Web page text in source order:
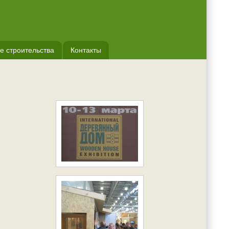
строительства Контакты